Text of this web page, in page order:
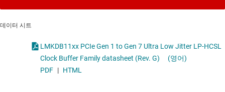
데이터 시트
LMKDB11xx PCIe Gen 1 to Gen 7 Ultra Low Jitter LP-HCSL
Clock Buffer Family datasheet (Rev. G)
(영어)
PDF | HTML